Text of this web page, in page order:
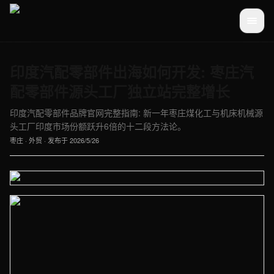
印度汽配零部件品牌官网完整指南: 新一年枣庄煤化工与机床机械源
头工厂印度市场份额跃升6倍的十二段方法论。
枣庄 · 外贸 · 发布于2026/5/26